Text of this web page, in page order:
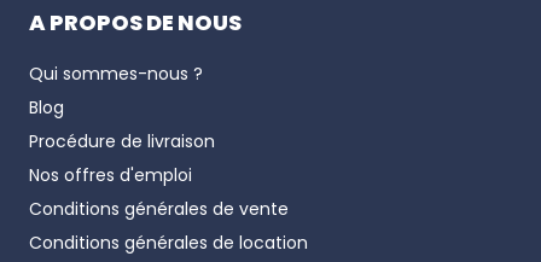
A PROPOS DE NOUS
Qui sommes-nous ?
Blog
Procédure de livraison
Nos offres d'emploi
Conditions générales de vente
Conditions générales de location